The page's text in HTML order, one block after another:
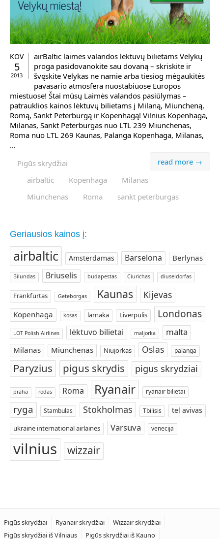
KOV
5
2013
airBaltic laimės valandos lėktuvų bilietams Velykų
proga pasidovanokite sau dovaną – skriskite ir
švęskite Velykas ne namie arba tiesiog mėgaukitės
pavasario atmosfera nuostabiuose Europos
miestuose! Štai mūsų Laimės valandos pasiūlymas –
patrauklios kainos lėktuvų bilietams į Milaną, Miuncheną,
Romą, Sankt Peterburgą ir Kopenhagą! Vilnius Kopenhaga,
Milanas, Sankt Peterburgas nuo LTL 239 Miunchenas,
Roma nuo LTL 269 Kaunas, Palanga Kopenhaga, Milanas,
...
read more →
Pigūs skrydžiai
airbaltic
Kopenhaga
Milanas
Miunchenas
Roma sankt peterburgas
Geriausios kainos į:
airbaltic Amsterdamas Barselona Berlynas
Bilundas Briuselis budapestas Ciurichas diuseldorfas
Frankfurtas Geteborgas Kaunas Kijevas
Kopenhaga kosas larnaka Liverpulis Londonas
LOT Polish Airlines lėktuvo bilietai maljorka malta
Milanas Miunchenas Niujorkas Oslas palanga
Paryzius pigus skrydis pigus skrydziai
praha rodas Roma Ryanair ryanair bilietai
ryga Stambulas Stokholmas Tbilisis tel avivas
ukraine international airlaines Varsuva venecija
vilnius wizzair
Pigūs skrydžiai Ryanair skrydžiai
Wizzair skrydžiai
Pigūs skrydžiai iš Vilniaus
Pigūs skrydžiai iš Kauno